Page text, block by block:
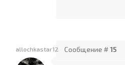
allochkastar12 Сообщение #15